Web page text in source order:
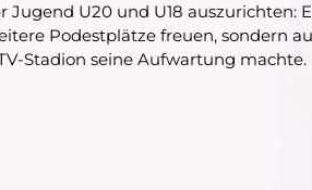
U20 und U18 auszurichten:
Podestplätze freuen, sondern
Stadion seine Aufwartung machte.